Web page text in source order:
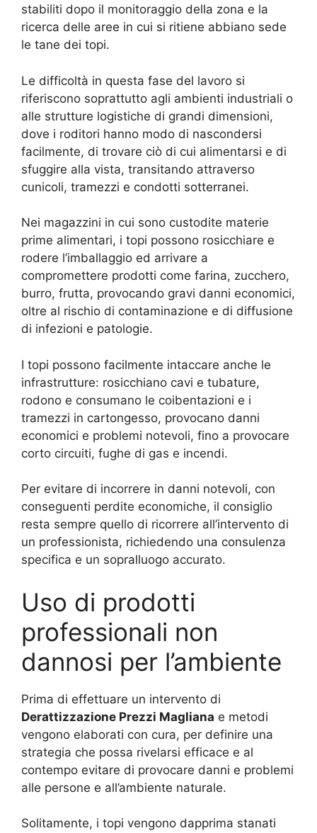
stabiliti dopo il monitoraggio della zona e la
ricerca delle aree in cui si ritiene abbiano sede
le tane dei topi.
Le difficoltà in questa fase del lavoro si
riferiscono soprattutto agli ambienti industriali o
alle strutture logistiche di grandi dimensioni,
dove i roditori hanno modo di nascondersi
facilmente, di trovare ciò di cui alimentarsi e di
sfuggire alla vista, transitando attraverso
cunicoli, tramezzi e condotti sotterranei.
Nei magazzini in cui sono custodite materie
prime alimentari, i topi possono rosicchiare e
rodere l’imballaggio ed arrivare a
compromettere prodotti come farina, zucchero,
burro, frutta, provocando gravi danni economici,
oltre al rischio di contaminazione e di diffusione
di infezioni e patologie.
I topi possono facilmente intaccare anche le
infrastrutture: rosicchiano cavi e tubature,
rodono e consumano le coibentazioni e i
tramezzi in cartongesso, provocano danni
economici e problemi notevoli, fino a provocare
corto circuiti, fughe di gas e incendi.
Per evitare di incorrere in danni notevoli, con
conseguenti perdite economiche, il consiglio
resta sempre quello di ricorrere all’intervento di
un professionista, richiedendo una consulenza
specifica e un sopralluogo accurato.
Uso di prodotti
professionali non
dannosi per l’ambiente
Prima di effettuare un intervento di
Derattizzazione Prezzi Magliana e metodi
vengono elaborati con cura, per definire una
strategia che possa rivelarsi efficace e al
contempo evitare di provocare danni e problemi
alle persone e all’ambiente naturale.
Solitamente, i topi vengono dapprima stanati